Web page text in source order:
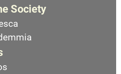
Society